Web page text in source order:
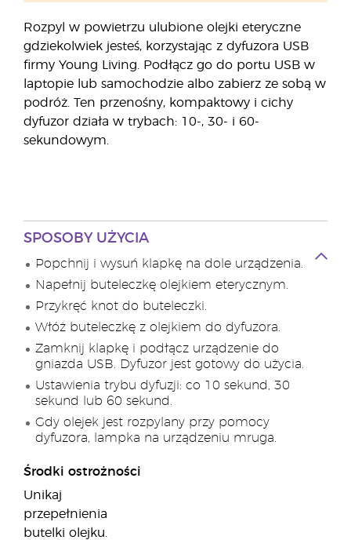
Rozpyl w powietrzu ulubione olejki eteryczne
gdziekolwiek jesteś, korzystając z dyfuzora USB
firmy Young Living. Podłącz go do portu USB w
laptopie lub samochodzie albo zabierz ze sobą w
podróż. Ten przenośny, kompaktowy i cichy
dyfuzor działa w trybach: 10-, 30- i 60-
sekundowym.
SPOSOBY UŻYCIA
Popchnij i wysuń klapkę na dole urządzenia.
Napełnij buteleczkę olejkiem eterycznym.
Przykręć knot do buteleczki.
Włóż buteleczkę z olejkiem do dyfuzora.
Zamknij klapkę i podłącz urządzenie do
gniazda USB. Dyfuzor jest gotowy do użycia.
Ustawienia trybu dyfuzji: co 10 sekund, 30
sekund lub 60 sekund.
Gdy olejek jest rozpylany przy pomocy
dyfuzora, lampka na urządzeniu mruga.
Środki ostrożności
Unikaj
przepełnienia
butelki olejku.